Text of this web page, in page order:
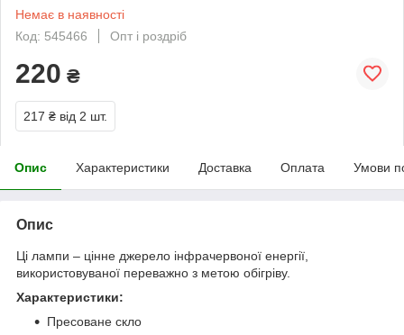
Немає в наявності
Код: 545466
Опт і роздріб
220 ₴
217 ₴ від 2 шт.
Опис Характеристики Доставка Оплата Умови
Опис
Ці лампи – цінне джерело інфрачервоної енергії,
використовуваної переважно з метою обігріву.
Характеристики:
Пресоване скло